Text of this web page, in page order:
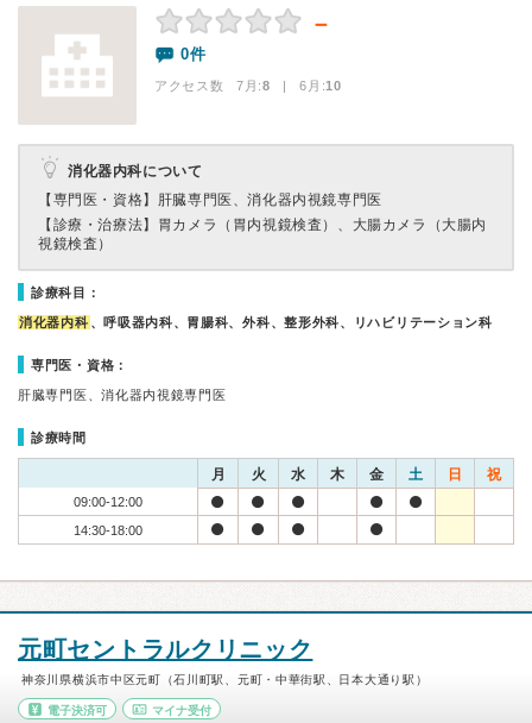
－
0件
アクセス数 7月:8 | 6月:10
消化器内科について
【専門医・資格】 肝臓専門医、消化器内視鏡専門医
【診療・治療法】 胃カメラ（胃内視鏡検査）、大腸カメラ（大腸内
視鏡検査）
診療科目：
消化器内科 、呼吸器内科、胃腸科、外科、整形外科、リハビリテーション科
専門医・資格：
肝臓専門医、消化器内視鏡専門医
診療時間
月 火 水 木 金 土 日 祝
09:00-12:00
14:30-18:00
元町セントラルクリニック
神奈川県横浜市中区元町（石川町駅、元町・中華街駅、日本大通り駅）
電子決済可 マイナ受付